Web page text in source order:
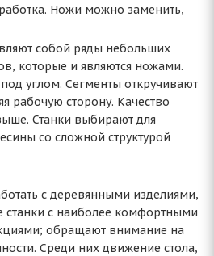
Ножи можно заменить,
собой ряды небольших
которые и являются ножами.
углом. Сегменты откручивают
рабочую сторону. Качество
Станки выбирают для
со сложной структурой
с деревянными изделиями,
с наиболее комфортными
обращают внимание на
Среди них движение стола,